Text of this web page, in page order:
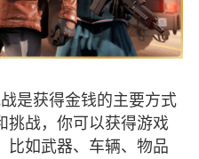
每日排行
是获得金钱的主要方式
挑战，你可以获得游戏
比如武器、车辆、物品